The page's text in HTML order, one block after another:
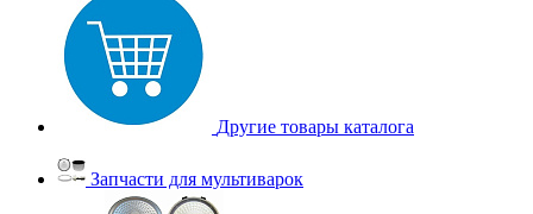
Другие товары каталога
Запчасти для мультиварок